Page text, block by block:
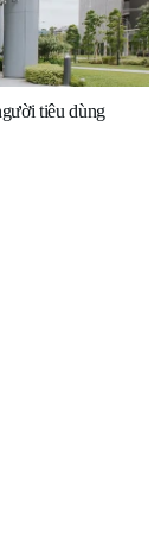
tiêu dùng